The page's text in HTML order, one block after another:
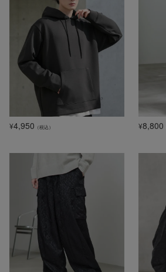
¥4,950 （税込） ¥8,800